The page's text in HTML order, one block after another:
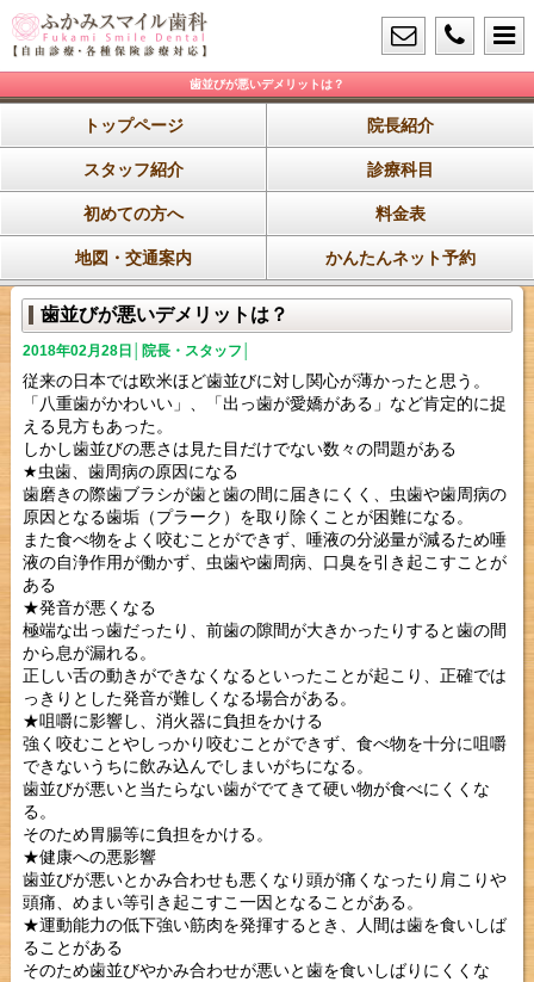
歯並びが悪いデメリットは？
トップページ 院長紹介
スタッフ紹介 診療科目
初めての方へ 料金表
地図・交通案内 かんたんネット予約
歯並びが悪いデメリットは？
2018年02月28日│院長・スタッフ│
従来の日本では欧米ほど歯並びに対し関心が薄かったと思う。
「八重歯がかわいい」、「出っ歯が愛嬌がある」など肯定的に捉
える見方もあった。
しかし歯並びの悪さは見た目だけでない数々の問題がある
★虫歯、歯周病の原因になる
歯磨きの際歯ブラシが歯と歯の間に届きにくく、虫歯や歯周病の
原因となる歯垢（プラーク）を取り除くことが困難になる。
また食べ物をよく咬むことができず、唾液の分泌量が減るため唾
液の自浄作用が働かず、虫歯や歯周病、口臭を引き起こすことが
ある
★発音が悪くなる
極端な出っ歯だったり、前歯の隙間が大きかったりすると歯の間
から息が漏れる。
正しい舌の動きができなくなるといったことが起こり、正確では
っきりとした発音が難しくなる場合がある。
★咀嚼に影響し、消火器に負担をかける
強く咬むことやしっかり咬むことができず、食べ物を十分に咀嚼
できないうちに飲み込んでしまいがちになる。
歯並びが悪いと当たらない歯がでてきて硬い物が食べにくくな
る。
そのため胃腸等に負担をかける。
★健康への悪影響
歯並びが悪いとかみ合わせも悪くなり頭が痛くなったり肩こりや
頭痛、めまい等引き起こすこ一因となることがある。
★運動能力の低下強い筋肉を発揮するとき、人間は歯を食いしば
ることがある
そのため歯並びやかみ合わせが悪いと歯を食いしばりにくくな